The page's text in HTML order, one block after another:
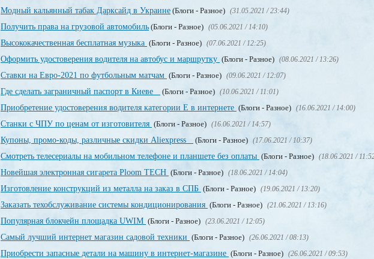
Модный кальянный табак Дарксайд в Украине (Блоги - Разное) (31.05.2021 / 23:44)
Получить права на грузовой автомобиль (Блоги - Разное) (05.06.2021 / 14:10)
Высококачественная бесплатная музыка (Блоги - Разное) (07.06.2021 / 12:25)
Оформить удостоверения водителя на автобус и маршрутку (Блоги - Разное) (08.06.2021 / 13:26)
Ставки на Евро-2021 по футбольным матчам (Блоги - Разное) (09.06.2021 / 12:07)
Где сделать заграничный паспорт в Киеве (Блоги - Разное) (10.06.2021 / 11:01)
Приобретение удостоверения водителя категории Е в интернете (Блоги - Разное) (16.06.2021 / 14:00)
Станки с ЧПУ по ценам от изготовителя (Блоги - Разное) (16.06.2021 / 14:57)
Купоны, промо-коды, различные скидки Aliexpress (Блоги - Разное) (17.06.2021 / 10:37)
Смотреть телесериалы на мобильном телефоне и планшете без оплаты (Блоги - Разное) (18.06.2021 /
Новейшая электронная сигарета Ploom TECH (Блоги - Разное) (18.06.2021 / 14:04)
Изготовление конструкций из металла на заказ в СПБ (Блоги - Разное) (19.06.2021 / 13:20)
Заказать техобслуживание системы кондиционирования (Блоги - Разное) (21.06.2021 / 13:16)
Популярная блокчейн площадка UWIM (Блоги - Разное) (23.06.2021 / 12:05)
Самый лучший интернет магазин садовой техники (Блоги - Разное) (26.06.2021 / 08:13)
Приобрести запасные детали на машину в интернет-магазине (Блоги - Разное) (26.06.2021 / 09:53)